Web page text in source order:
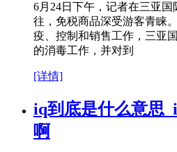
6月24日下午，记者在三亚
往，免税商品深受游客青睐
疫、控制和销售工作，三亚
的消毒工作，并对到
[详情]
iq到底是什么意思
啊